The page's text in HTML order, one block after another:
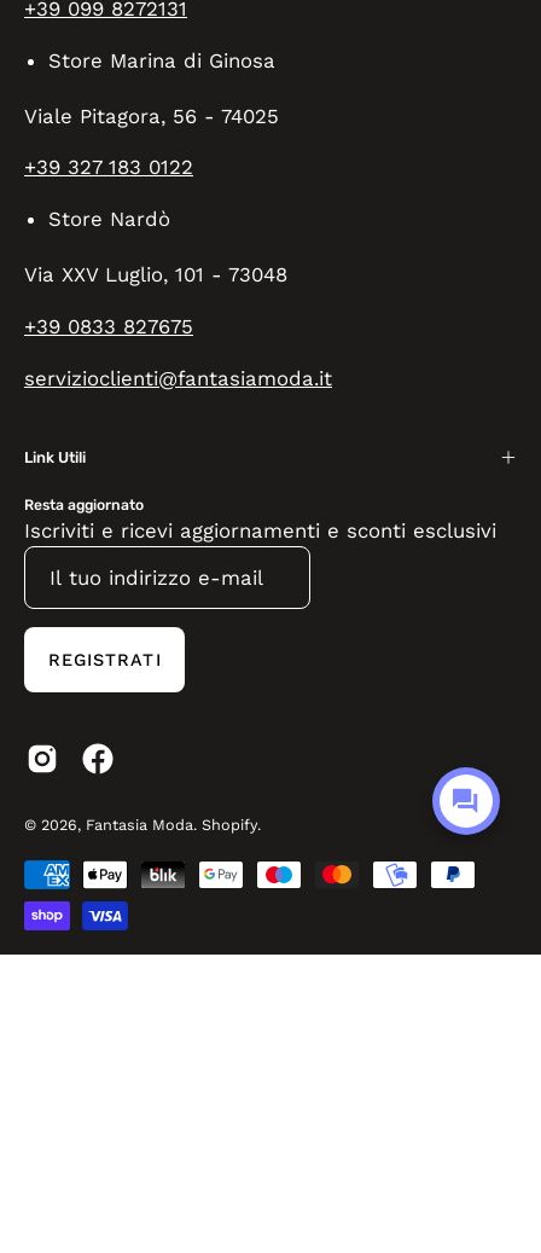
+39 099 8272131
Store Marina di Ginosa
Viale Pitagora, 56 - 74025
+39 327 183 0122
Store Nardò
Via XXV Luglio, 101 - 73048
+39 0833 827675
servizioclienti@fantasiamoda.it
Link Utili
Resta aggiornato
Iscriviti e ricevi aggiornamenti e sconti esclusivi
REGISTRATI
© 2026, Fantasia Moda. Shopify.